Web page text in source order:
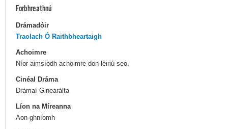
Forbhreathnú
Drámadóir
Traolach Ó Raithbheartaigh
Achoimre
Níor aimsíodh achoimre don léiriú seo.
Cinéal Dráma
Drámaí Ginearálta
Líon na Míreanna
Aon-ghníomh